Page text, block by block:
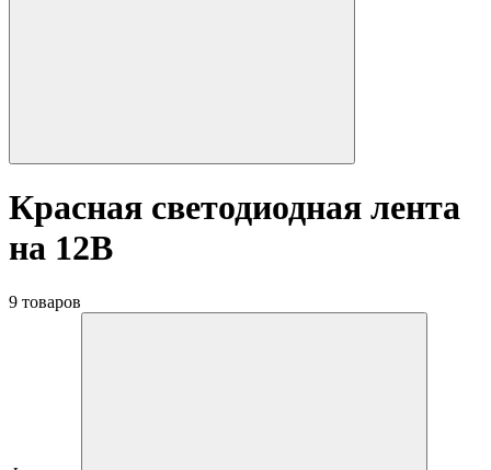
Красная светодиодная лента
на 12В
9 товаров